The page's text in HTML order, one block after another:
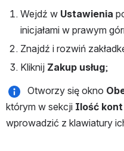
Wejdź w Ustawienia
inicjałami w prawym
Znajdź i rozwiń
Kliknij Zakup usług;
  Otworzy się okno
którym w sekcji Ilość
wprowadzić z klawiatury